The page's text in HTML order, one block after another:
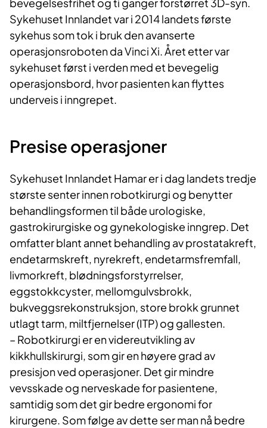
Sykehuset Innlandet var i 2014 landets første
sykehus som tok i bruk den avanserte
operasjonsroboten da Vinci Xi. Året etter var
sykehuset først i verden med et bevegelig
operasjonsbord, hvor pasienten kan flyttes
underveis i inngrepet.
Presise operasjoner
Sykehuset Innlandet Hamar er i dag landets tredje
største senter innen robotkirurgi og benytter
behandlingsformen til både urologiske,
gastrokirurgiske og gynekologiske inngrep. Det
omfatter blant annet behandling av prostatakreft,
endetarmskreft, nyrekreft, endetarmsfremfall,
livmorkreft, blødningsforstyrrelser,
eggstokkcyster, mellomgulvsbrokk,
bukveggsrekonstruksjon, store brokk grunnet
utlagt tarm, miltfjernelser (ITP) og gallesten.
– Robotkirurgi er en videreutvikling av
kikkhullskirurgi, som gir en høyere grad av
presisjon ved operasjoner. Det gir mindre
vevsskade og nerveskade for pasientene,
samtidig som det gir bedre ergonomi for
kirurgene. Som følge av dette ser man nå bedre